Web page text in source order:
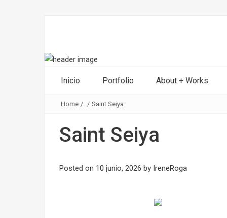
Inicio Portfolio About + Works
Home / / Saint Seiya
Saint Seiya
Posted on 10 junio, 2026 by IreneRoga